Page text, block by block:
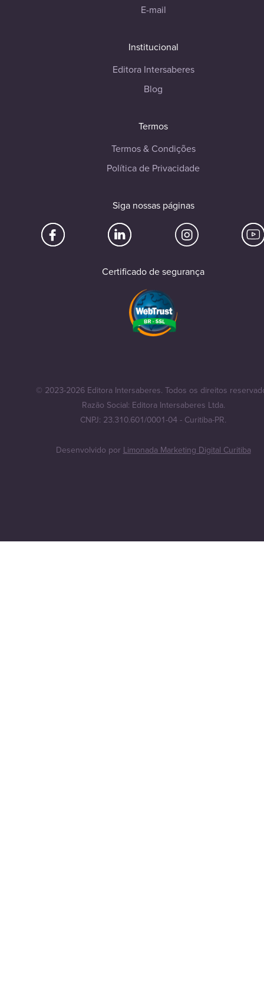
E-mail
Institucional
Editora Intersaberes
Blog
Termos
Termos & Condições
Política de Privacidade
Siga nossas páginas
Certificado de segurança
© 2023-2026 Editora Intersaberes. Todos os direitos
Razão Social: Editora Intersaberes Ltda.
CNPJ: 23.310.601/0001-04 - Curitiba-PR.
Desenvolvido por Limonada Marketing Digital Curitiba